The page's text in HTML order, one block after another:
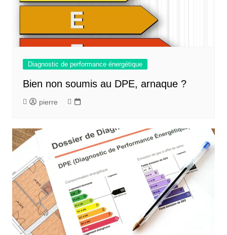
Diagnostic de performance énergétique
Bien non soumis au DPE, arnaque ?
pierre